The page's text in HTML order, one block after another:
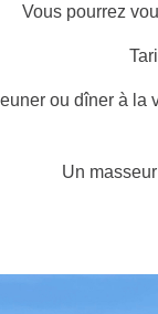
Vous pourrez
ou dîner à la
Un